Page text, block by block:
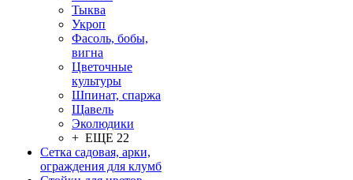
Тыква
Укроп
Фасоль, бобы,
вигна
Цветочные
культуры
Шпинат, спаржа
Щавель
Эколюдики
+ ЕЩЕ 22
Сетка садовая, арки,
ограждения для клумб